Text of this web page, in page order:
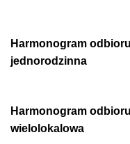
Harmonogram
jednorodzinna
Harmonogram
wielolokalowa